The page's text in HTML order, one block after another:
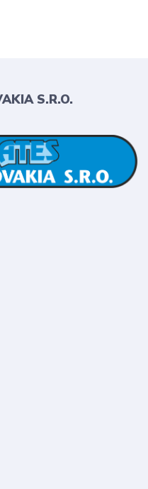
S.R.O.